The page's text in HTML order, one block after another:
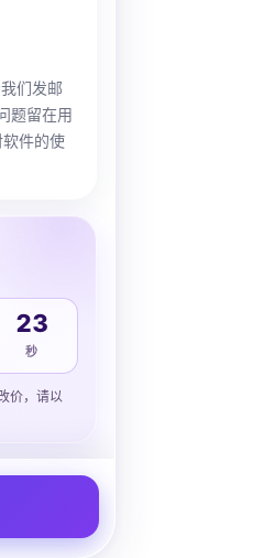
们发邮
题留在用
件的使
24
秒
价，请以